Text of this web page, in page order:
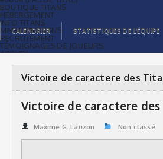
BOUTIQUE TITANS
HÉBERGEMENT
INFO TITANS
MAGASIN TITANS
RECRUTEMENT
TÉMOIGNAGES DE JOUEURS
ACCUEIL
GALERIE PHOTOS
STATISTIQUES
ORGANISATION
CALENDRIER
COMMANDITAIRES
STATISTIQUES DE LA LIGUE
CALENDRIER STATISTIQUES DE L’ÉQUIPE
Victoire de caractere des
Victoire de caractere
Maxime G. Lauzon Non classé